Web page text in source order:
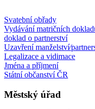
Svatební obřady
Vydávání matričních
doklad o partnerství
Uzavření
Legalizace a vidimace
Jména a příjmení
Státní občanství ČR
Městský úřad